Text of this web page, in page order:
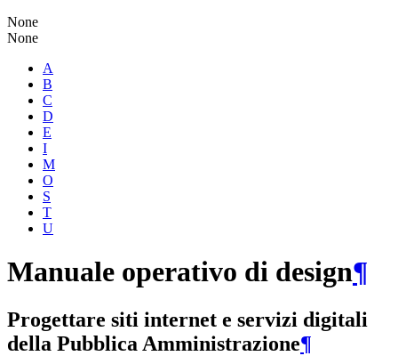
None
None
A
B
C
D
E
I
M
O
S
T
U
Manuale operativo di design¶
Progettare siti internet e servizi digitali
della Pubblica Amministrazione¶